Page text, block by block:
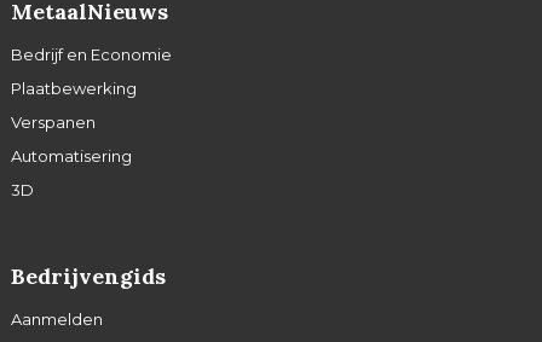
MetaalNieuws
Bedrijf en Economie
Plaatbewerking
Verspanen
Automatisering
3D
Bedrijvengids
Aanmelden